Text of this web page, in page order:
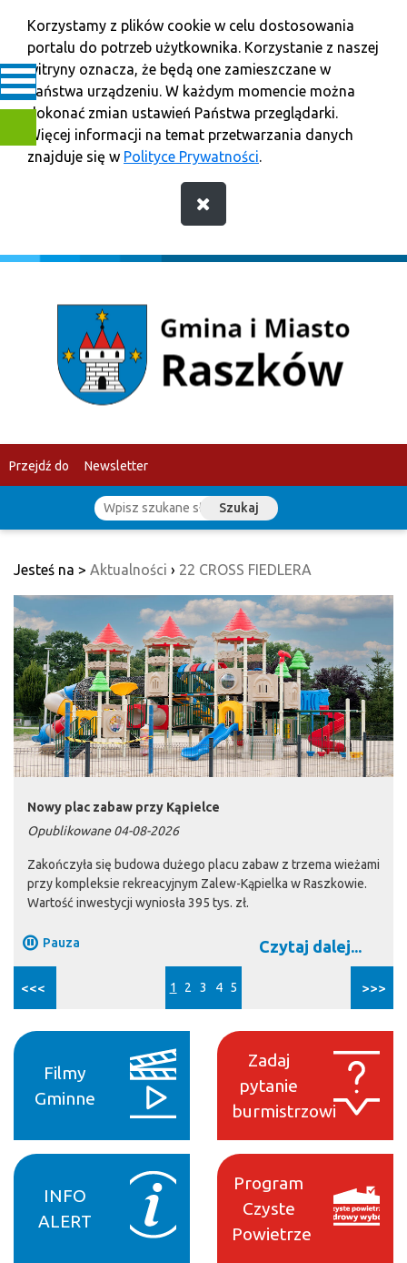
Korzystamy z plików cookie w celu dostosowania
portalu do potrzeb użytkownika. Korzystanie z naszej
witryny oznacza, że będą one zamieszczane w
Państwa urządzeniu. W każdym momencie można
dokonać zmian ustawień Państwa przeglądarki.
Więcej informacji na temat przetwarzania danych
znajduje się w Polityce Prywatności.
Przejdź do Newsletter
Szukaj
Jesteś na > Aktualności › 22 CROSS FIEDLERA
Nowy plac zabaw przy Kąpielce
Opublikowane 04-08-2026
Zakończyła się budowa dużego placu zabaw z trzema wieżami
przy kompleksie rekreacyjnym Zalew-Kąpielka w Raszkowie.
Wartość inwestycji wyniosła 395 tys. zł.
Czytaj dalej...
Pauza
1 2 3 4 5
<<< >>>
Filmy
Gminne
INFO
ALERT
Zadaj
pytanie
burmistrzowi
Program
Czyste
Powietrze